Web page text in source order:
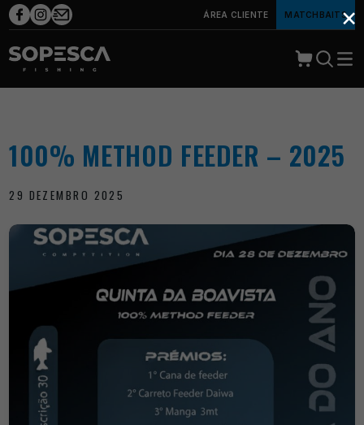
ÁREA CLIENTE MATCHBAITS
100% METHOD FEEDER – 2025
29 DEZEMBRO 2025
×